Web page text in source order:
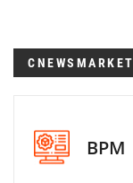
CNEWSMARKET
BPM